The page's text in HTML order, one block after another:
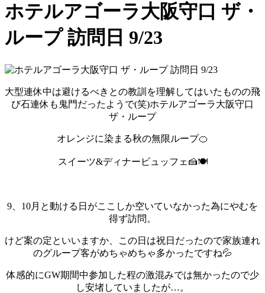
ホテルアゴーラ大阪守口 ザ・
ループ 訪問日 9/23
大型連休中は避けるべきとの教訓を理解してはいたものの飛
び石連休も鬼門だったようで(笑)ホテルアゴーラ大阪守口
ザ・ループ
オレンジに染まる秋の無限ループ🍊
スイーツ&ディナービュッフェ🍰🍽️
9、10月と動ける日がここしか空いていなかった為にやむを
得ず訪問。
けど案の定といいますか、この日は祝日だったので家族連れ
のグループ客がめちゃめちゃ多かったですね💦
体感的にGW期間中参加した程の激混みでは無かったので少
し安堵していましたが…。